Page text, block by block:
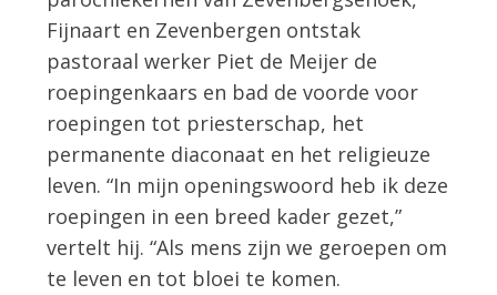
Fijnaart en Zevenbergen ontstak
pastoraal werker Piet de Meijer de
roepingenkaars en bad de voorde voor
roepingen tot priesterschap, het
permanente diaconaat en het religieuze
leven. “In mijn openingswoord heb ik deze
roepingen in een breed kader gezet,”
vertelt hij. “Als mens zijn we geroepen om
te leven en tot bloei te komen.